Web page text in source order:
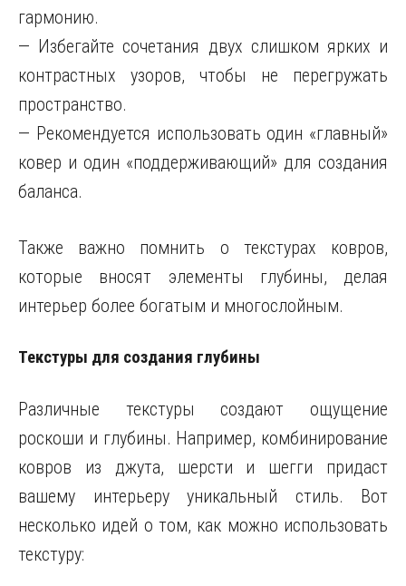
гармонию.
— Избегайте сочетания двух слишком ярких и
контрастных узоров, чтобы не перегружать
пространство.
— Рекомендуется использовать один «главный»
ковер и один «поддерживающий» для создания
баланса.
Также важно помнить о текстурах ковров,
которые вносят элементы глубины, делая
интерьер более богатым и многослойным.
Текстуры для создания глубины
Различные текстуры создают ощущение
роскоши и глубины. Например, комбинирование
ковров из джута, шерсти и шегги придаст
вашему интерьеру уникальный стиль. Вот
несколько идей о том, как можно использовать
текстуру: